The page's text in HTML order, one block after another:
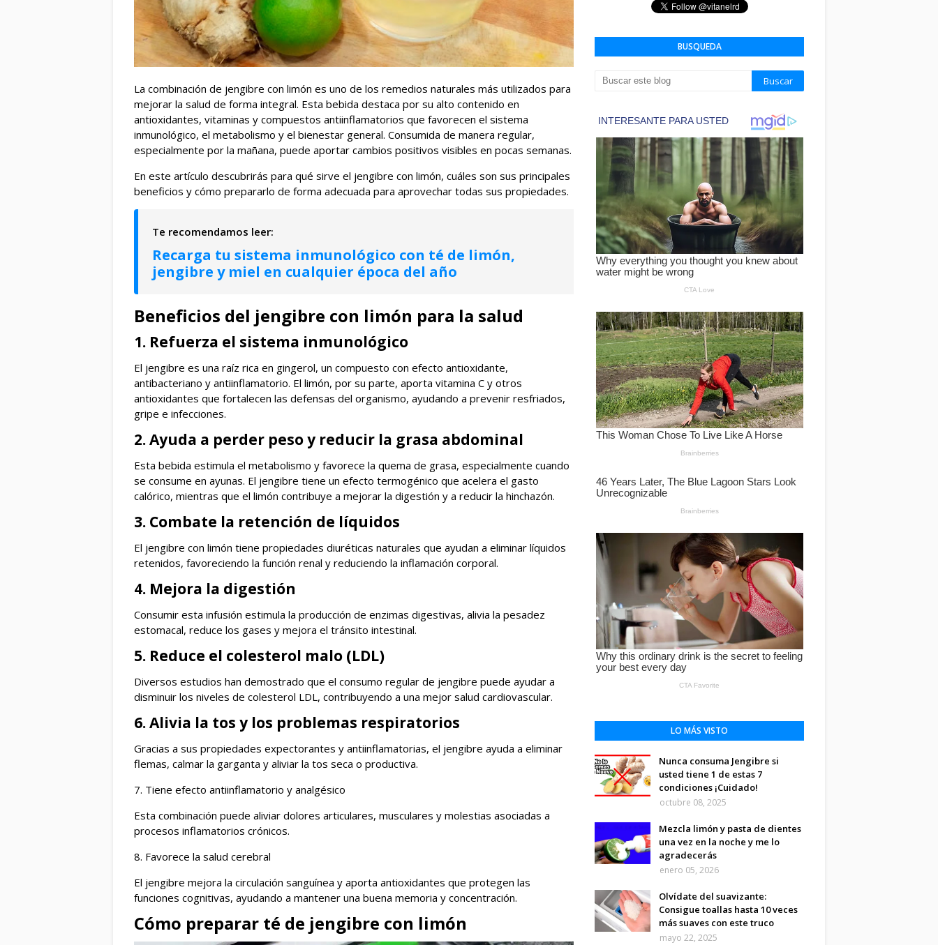
La combinación de jengibre con limón es uno de los remedios naturales más utilizados para
mejorar la salud de forma integral. Esta bebida destaca por su alto contenido en
antioxidantes, vitaminas y compuestos antiinflamatorios que favorecen el sistema
inmunológico, el metabolismo y el bienestar general. Consumida de manera regular,
especialmente por la mañana, puede aportar cambios positivos visibles en pocas semanas.
En este artículo descubrirás para qué sirve el jengibre con limón, cuáles son sus principales
beneficios y cómo prepararlo de forma adecuada para aprovechar todas sus propiedades.
Recarga tu sistema inmunológico con té de limón,
jengibre y miel en cualquier época del año
Beneficios del jengibre con limón para la salud
1. Refuerza el sistema inmunológico
El jengibre es una raíz rica en gingerol, un compuesto con efecto antioxidante,
antibacteriano y antiinflamatorio. El limón, por su parte, aporta vitamina C y otros
antioxidantes que fortalecen las defensas del organismo, ayudando a prevenir resfriados,
gripe e infecciones.
2. Ayuda a perder peso y reducir la grasa abdominal
Esta bebida estimula el metabolismo y favorece la quema de grasa, especialmente cuando
se consume en ayunas. El jengibre tiene un efecto termogénico que acelera el gasto
calórico, mientras que el limón contribuye a mejorar la digestión y a reducir la hinchazón.
3. Combate la retención de líquidos
El jengibre con limón tiene propiedades diuréticas naturales que ayudan a eliminar líquidos
retenidos, favoreciendo la función renal y reduciendo la inflamación corporal.
4. Mejora la digestión
Consumir esta infusión estimula la producción de enzimas digestivas, alivia la pesadez
estomacal, reduce los gases y mejora el tránsito intestinal.
5. Reduce el colesterol malo (LDL)
Diversos estudios han demostrado que el consumo regular de jengibre puede ayudar a
disminuir los niveles de colesterol LDL, contribuyendo a una mejor salud cardiovascular.
6. Alivia la tos y los problemas respiratorios
Gracias a sus propiedades expectorantes y antiinflamatorias, el jengibre ayuda a eliminar
flemas, calmar la garganta y aliviar la tos seca o productiva.
7. Tiene efecto antiinflamatorio y analgésico
Esta combinación puede aliviar dolores articulares, musculares y molestias asociadas a
procesos inflamatorios crónicos.
8. Favorece la salud cerebral
El jengibre mejora la circulación sanguínea y aporta antioxidantes que protegen las
funciones cognitivas, ayudando a mantener una buena memoria y concentración.
Cómo preparar té de jengibre con limón
BUSQUEDA
LO MÁS VISTO
Nunca consuma Jengibre si
usted tiene 1 de estas 7
condiciones ¡Cuidado!
octubre 08, 2025
Mezcla limón y pasta de dientes
una vez en la noche y me lo
agradecerás
enero 05, 2026
Olvídate del suavizante:
Consigue toallas hasta 10 veces
más suaves con este truco
mayo 22, 2025